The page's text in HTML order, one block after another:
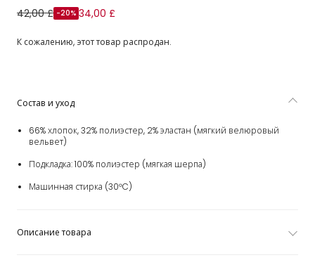
Куртка вельветовая синяя с воротником из шерпы для
42,00 £ -20% 34,00 £
К сожалению, этот товар распродан.
Состав и уход
66% хлопок, 32% полиэстер, 2% эластан (мягкий велюровый
вельвет)
Подкладка: 100% полиэстер (мягкая шерпа)
Машинная стирка (30°C)
Описание товара